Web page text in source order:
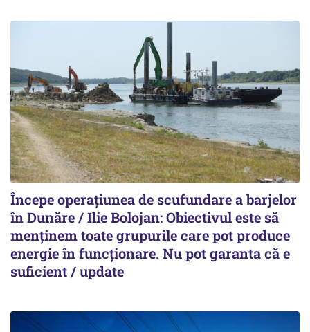
Începe operațiunea de scufundare a barjelor
în Dunăre / Ilie Bolojan: Obiectivul este să
menținem toate grupurile care pot produce
energie în funcționare. Nu pot garanta că e
suficient / update